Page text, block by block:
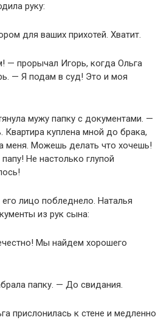
руку:
для ваших прихотей. Хватит.
— прорычал Игорь, когда Ольга
— Я подам в суд! Это и моя
мужу папку с документами. —
куплена мной до брака,
меня. Можешь делать что хочешь!
Не настолько глупой
его лицо побледнело. Наталья
из рук сына:
Мы найдем хорошего
папку. — До свидания.
прислонилась к стене и медленно